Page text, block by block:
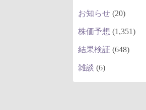
お知らせ (20)
株価予想 (1,351)
結果検証 (648)
雑談 (6)